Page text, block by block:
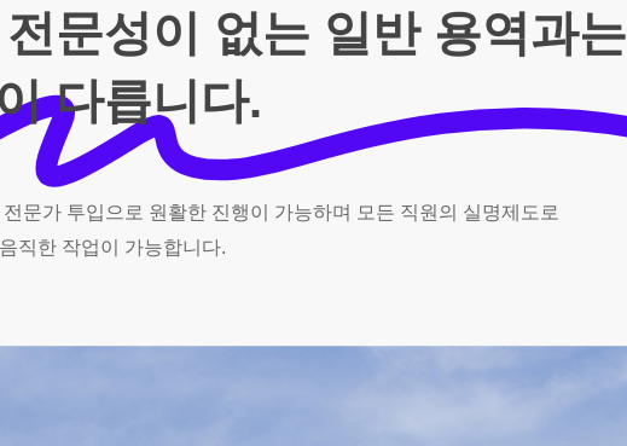
문성이 없는 일반 용역과는
다릅니다.
전문가 투입으로 원활한 진행이 가능하며 모든 직원의 실명제도로
직한 작업이 가능합니다.